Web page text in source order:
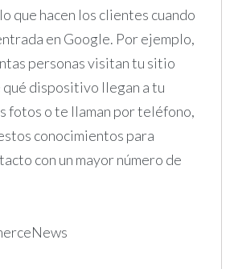
que hacen los clientes cuando
en Google. Por ejemplo,
personas visitan tu sitio
dispositivo llegan a tu
fotos o te llaman por teléfono,
conocimientos para
con un mayor número de